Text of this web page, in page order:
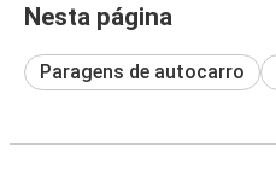
Nesta página
Paragens de autocarro